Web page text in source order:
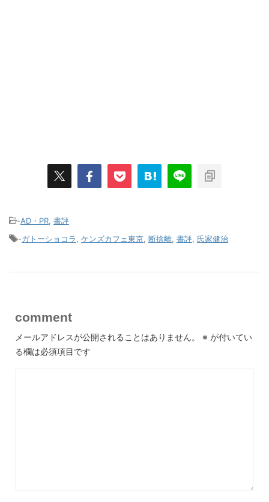
-AD・PR, 書評
-ガトーショコラ, ケンズカフェ東京, 断捨離, 書評, 氏家健治
comment
メールアドレスが公開されることはありません。 ※ が付いてい
る欄は必須項目です